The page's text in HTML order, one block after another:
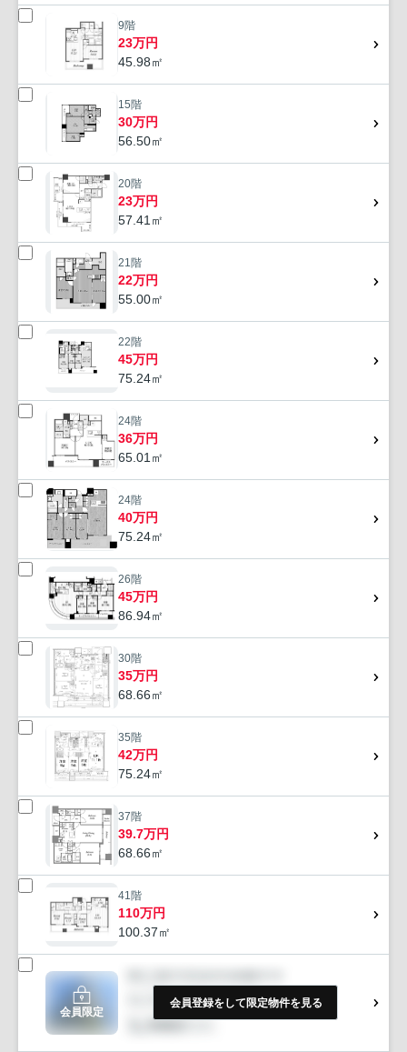
9階
23万円
45.98㎡
15階
30万円
56.50㎡
20階
23万円
57.41㎡
21階
22万円
55.00㎡
22階
45万円
75.24㎡
24階
36万円
65.01㎡
24階
40万円
75.24㎡
26階
45万円
86.94㎡
30階
35万円
68.66㎡
35階
42万円
75.24㎡
37階
39.7万円
68.66㎡
41階
110万円
100.37㎡
会員限定
会員登録をして限定物件を見る